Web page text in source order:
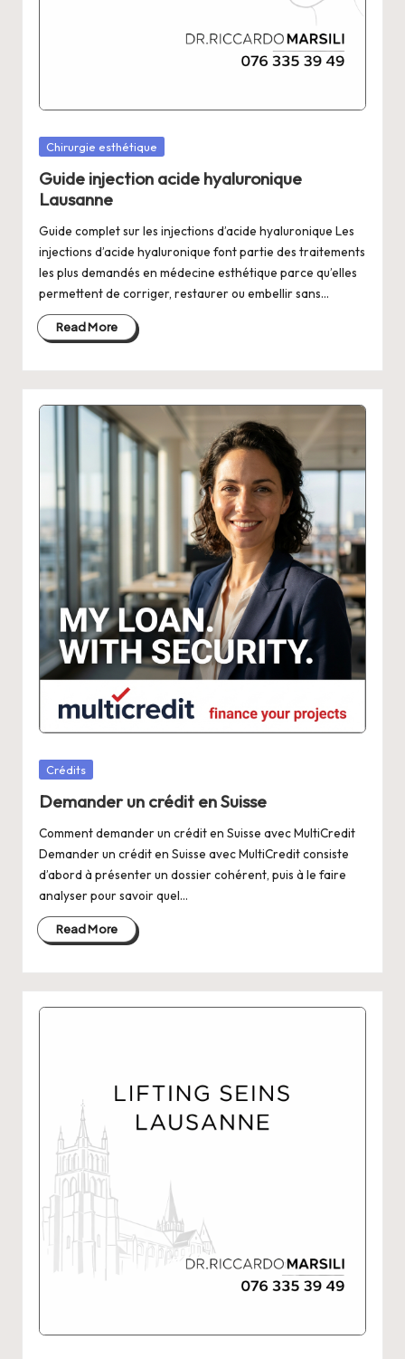
Posted
Chirurgie esthétique
Guide injection acide hyaluronique
Lausanne
Guide complet sur les injections d’acide hyaluronique Les
injections d’acide hyaluronique font partie des traitements
les plus demandés en médecine esthétique parce qu’elles
permettent de corriger, restaurer ou embellir sans…
Read More
Posted
Crédits
Demander un crédit en Suisse
Comment demander un crédit en Suisse avec MultiCredit
Demander un crédit en Suisse avec MultiCredit consiste
d’abord à présenter un dossier cohérent, puis à le faire
analyser pour savoir quel…
Read More